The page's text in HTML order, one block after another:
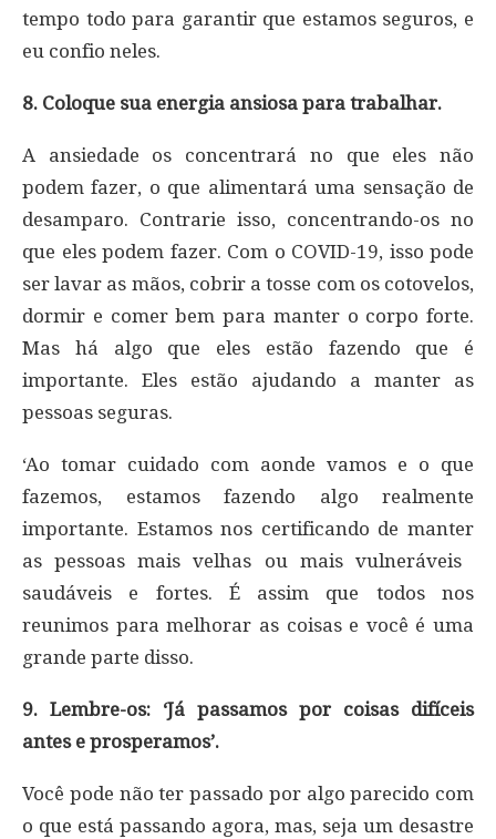
tempo todo para garantir que estamos seguros, e
eu confio neles.
8. Coloque sua energia ansiosa para trabalhar.
A ansiedade os concentrará no que eles não
podem fazer, o que alimentará uma sensação de
desamparo. Contrarie isso, concentrando-os no
que eles podem fazer. Com o COVID-19, isso pode
ser lavar as mãos, cobrir a tosse com os cotovelos,
dormir e comer bem para manter o corpo forte.
Mas há algo que eles estão fazendo que é
importante. Eles estão ajudando a manter as
pessoas seguras.
‘Ao tomar cuidado com aonde vamos e o que
fazemos, estamos fazendo algo realmente
importante. Estamos nos certificando de manter
as pessoas mais velhas ou mais vulneráveis ​​
saudáveis ​​e fortes. É assim que todos nos
reunimos para melhorar as coisas e você é uma
grande parte disso.
9. Lembre-os: ‘Já passamos por coisas difíceis
antes e prosperamos’.
Você pode não ter passado por algo parecido com
o que está passando agora, mas, seja um desastre